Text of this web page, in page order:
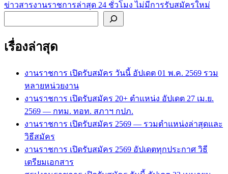
เรื่อง
ข่าวสารงานราชการล่าสุด 24 ชั่วโมง ไม่มีการรับสมัครใหม่
เรื่องล่าสุด
งานราชการ เปิดรับสมัคร วันนี้ อัปเดต 01 พ.ค. 2569 รวม
หลายหน่วยงาน
งานราชการ เปิดรับสมัคร 20+ ตำแหน่ง อัปเดต 27 เม.ย.
2569 — กทม. ทอท. สภาฯ กปภ.
งานราชการ เปิดรับสมัคร 2569 — รวมตำแหน่งล่าสุดและ
วิธีสมัคร
งานราชการ เปิดรับสมัคร 2569 อัปเดตทุกประกาศ วิธี
เตรียมเอกสาร